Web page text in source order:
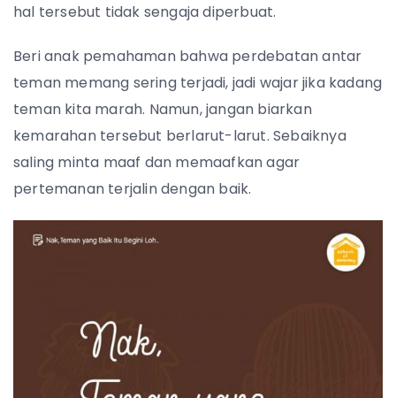
hal tersebut tidak sengaja diperbuat.
Beri anak pemahaman bahwa perdebatan antar
teman memang sering terjadi, jadi wajar jika kadang
teman kita marah. Namun, jangan biarkan
kemarahan tersebut berlarut-larut. Sebaiknya
saling minta maaf dan memaafkan agar
pertemanan terjalin dengan baik.